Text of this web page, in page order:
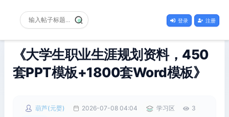
登录 注册
《大学生职业生涯规划资料，450
套PPT模板+1800套Word模板》
葫芦(元婴) 2026-07-08 04:04 学习区
3